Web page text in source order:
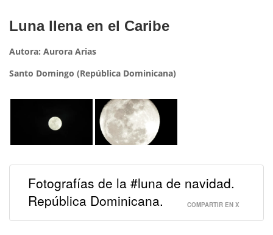
Luna llena en el Caribe
Autora: Aurora Arias
Santo Domingo (República Dominicana)
Fotografías de la #luna de navidad.
República Dominicana.
COMPARTIR EN X